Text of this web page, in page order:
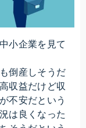
小企業を見て
倒産しそうだ
収益だけど収
不安だという
は良くなった